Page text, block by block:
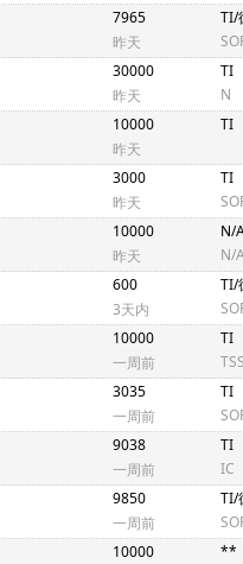
7965
昨天
TI/
30000
昨天
TI
N
10000
昨天
TI
3000
昨天
TI
10000
昨天
N/
N/
600
3天内
TI/
10000
一周前
TI
3035
一周前
TI
9038
一周前
TI
IC
9850
一周前
TI/
10000
**